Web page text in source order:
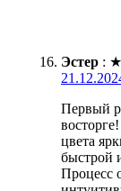
Эстер : ★
Первый
цвета
быстрой
Процесс